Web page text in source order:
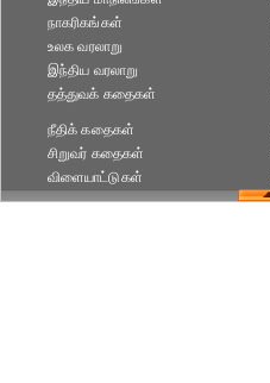
நாகரிகங்கள்
உலக வரலாறு
இந்திய வரலாறு
தத்துவக் கதைகள்
நீதிக் கதைகள்
சிறுவர் கதைகள்
விளையாட்டுகள்